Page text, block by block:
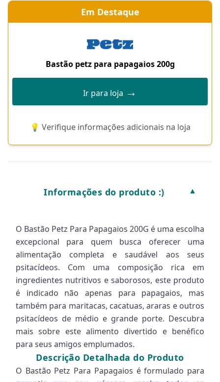
Em Destaque
Bastão petz para papagaios 200g
Ir para loja →
💡 Verifique informações adicionais na loja
Informações do produto :) ▼
O Bastão Petz Para Papagaios 200G é uma escolha
excepcional para quem busca oferecer uma
alimentação completa e saudável aos seus
psitacídeos. Com uma composição rica em
ingredientes nutritivos e saborosos, este produto
é indicado não apenas para papagaios, mas
também para maritacas, cacatuas, araras e outros
psitacídeos de médio e grande porte. Descubra
mais sobre este alimento divertido e benéfico
para seus amigos emplumados.
Descrição Detalhada do Produto
O Bastão Petz Para Papagaios é formulado para